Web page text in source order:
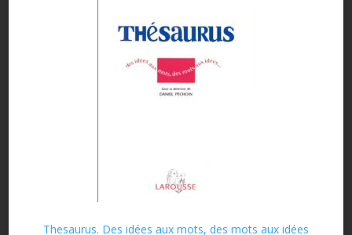
Thesaurus. Des idées aux mots, des mots aux idées